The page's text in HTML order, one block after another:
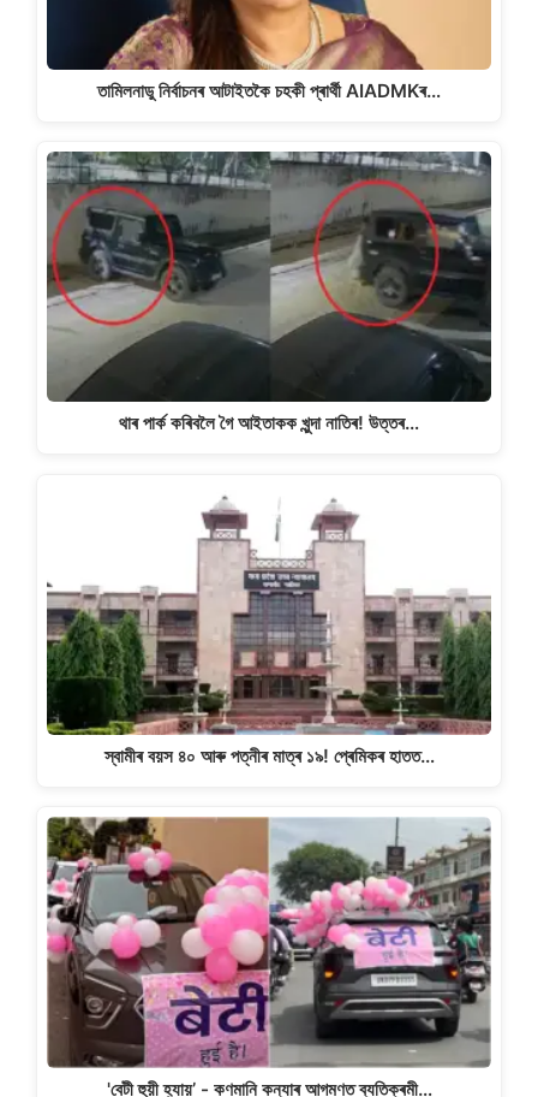
তামিলনাডু নিৰ্বাচনৰ আটাইতকৈ চহকী প্ৰাৰ্থী AIADMKৰ…
থাৰ পাৰ্ক কৰিবলৈ গৈ আইতাকক খুন্দা নাতিৰ! উত্তৰ…
স্বামীৰ বয়স ৪০ আৰু পত্নীৰ মাত্ৰ ১৯! প্ৰেমিকৰ হাতত…
'বেটী হুয়ী হ্যায়’ - কণমানি কন্যাৰ আগমণত ব্যতিক্ৰমী…